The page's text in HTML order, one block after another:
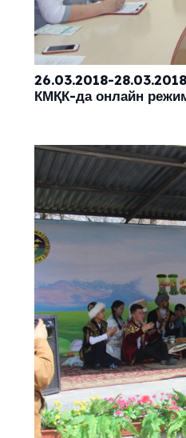
26.03.2018-
КМҚК-да онлайн